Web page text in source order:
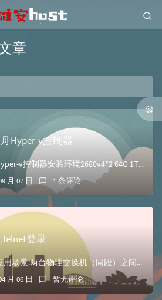
章
Hyper-v控制器
Win2022系统使用轻舟Hyper-v控制器安装环境2680v4*2 64G 1TSSD Win2022系统安装Hyper-V打开服务器管理器右上角的添...
月 07 日 1 条评论
登录
通过telent登录交换机应用场景:两台物理交换机（同段）之间的telnet访问 SW2 可以 以AAA验证方式登录到SW1的VRP系统已经配置好了交换机...
月 06 日 暂无评论